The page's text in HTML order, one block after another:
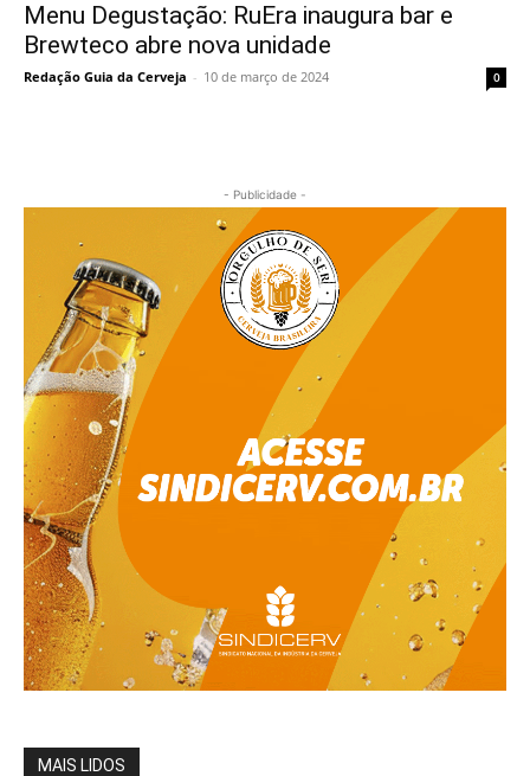
Menu Degustação: RuEra inaugura bar e
Brewteco abre nova unidade
Redação Guia da Cerveja - 10 de março de 2024 0
- Publicidade -
MAIS LIDOS